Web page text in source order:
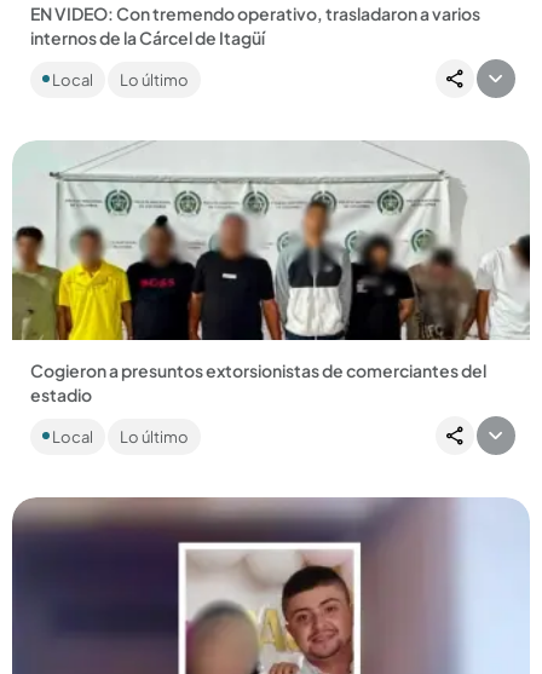
EN VIDEO: Con tremendo operativo, trasladaron a varios
internos de la Cárcel de Itagüí
Douglas, voceros de la mesa de Paz Urbana. ...
Local Lo último
Compartir Noticia
Cogieron a presuntos extorsionistas de comerciantes del
estadio
dedicados a perseguir a los comerciantes durante eventos
Local Lo último
Compartir Noticia